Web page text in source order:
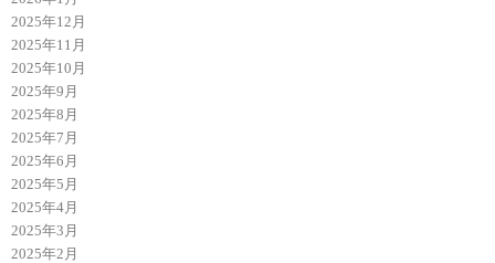
2025年12月
2025年11月
2025年10月
2025年9月
2025年8月
2025年7月
2025年6月
2025年5月
2025年4月
2025年3月
2025年2月